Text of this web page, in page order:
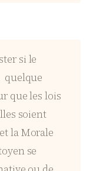
si le
quelque
que les lois
soient
la Morale
se